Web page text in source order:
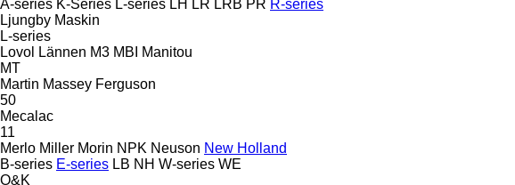
A-series K-Series L-series LH LR LRB PR R-series
Ljungby Maskin
L-series
Lovol
Lännen M3 MBI
Manitou
MT
Martin Massey Ferguson
50
Mecalac
11
Merlo Miller Morin NPK Neuson New Holland
B-series E-series LB NH W-series WE
O&K